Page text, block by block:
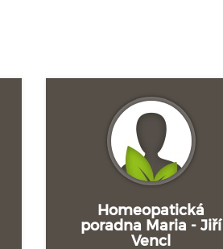
Homeopatická
poradna Maria - Jiří
Vencl